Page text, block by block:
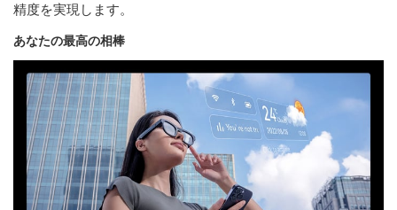
精度を実現します。
あなたの最高の相棒